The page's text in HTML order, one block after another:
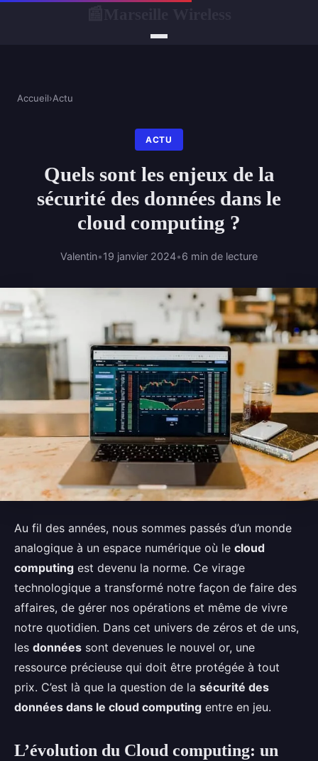
Accueil›Actu
ACTU
Quels sont les enjeux de la
sécurité des données dans le
cloud computing ?
Valentin•19 janvier 2024•6 min de lecture
Au fil des années, nous sommes passés d’un monde
analogique à un espace numérique où le cloud
computing est devenu la norme. Ce virage
technologique a transformé notre façon de faire des
affaires, de gérer nos opérations et même de vivre
notre quotidien. Dans cet univers de zéros et de uns,
les données sont devenues le nouvel or, une
ressource précieuse qui doit être protégée à tout
prix. C’est là que la question de la sécurité des
données dans le cloud computing entre en jeu.
L’évolution du Cloud computing: un